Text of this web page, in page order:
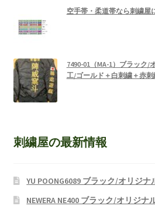
空手帯・柔道帯なら刺繍屋
7490-01（MA-1）ブラック
工/ゴールド＋白刺繍＋赤刺
刺繍屋の最新情報
YU POONG6089 ブラック/オリジ
NEWERA NE400 ブラック/オリジナ